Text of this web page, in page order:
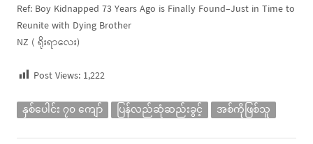
Ref: Boy Kidnapped 73 Years Ago is Finally Found–Just in Time to
Reunite with Dying Brother
NZ ( ရိုးရာလေး)
Post Views: 1,222
နှစ်ပေါင်း ၇၀ ကျော် ပြန်လည်ဆုံဆည်းခွင့် အစ်ကိုဖြစ်သူ